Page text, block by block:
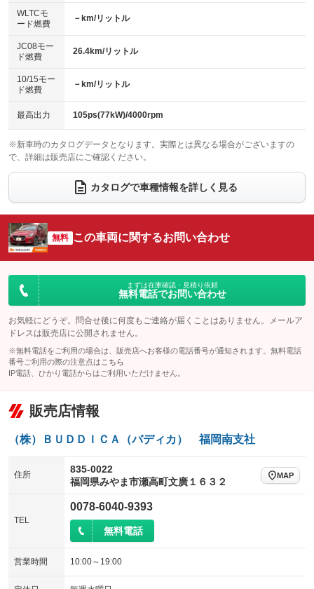
センターデフロック
：装備なし
電動格納ミラー
：装備なし
エアロ
：装備なし
：装備なし
パワーシート
ベンチシート
：装備なし
チップアップシート
：装備なし
：装備なし ：装備なし
ウォークスルー
：装備なし
電動リアゲート フロントカメラ
：装備なし
：装備なし ：装備なし
サイドカメラ
：装備なし ルーフレール
：装備なし
：装備なし
：装備なし
WLTCモ
ード燃費
－km/リットル
JC08モー
ド燃費
26.4km/リットル
10/15モー
ド燃費
－km/リットル
最高出力 105ps(77kW)/4000rpm
※新車時のカタログデータとなります。実際とは異なる場合がございますの
で、詳細は販売店にご確認ください。
カタログで車種情報を詳しく見る
無料 この車両に関するお問い合わせ
まずは在庫確認・見積り依頼
無料電話でお問い合わせ
お気軽にどうぞ。問合せ後に何度もご連絡が届くことはありません。メールア
ドレスは販売店に公開されません。
※無料電話をご利用の場合は、販売店へお客様の電話番号が通知されます。無料電話
番号ご利用の際の注意点は こちら
IP電話、ひかり電話からはご利用いただけません。
販売店情報
（株）ＢＵＤＤＩＣＡ（バディカ） 福岡南支社
住所
835-0022
福岡県みやま市瀬高町文廣１６３２
MAP
TEL
0078-6040-9393
無料電話
営業時間 10:00～19:00